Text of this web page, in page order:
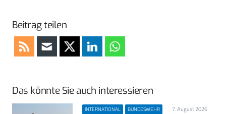
Beitrag teilen
Das könnte Sie auch interessieren
INTERNATIONAL BUNDESWEHR 7. August 2026